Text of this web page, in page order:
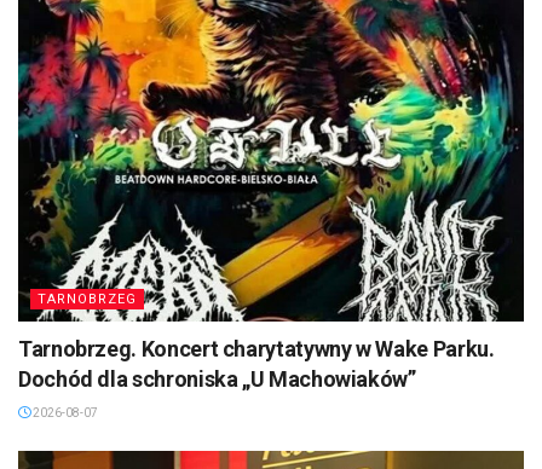
TARNOBRZEG
Tarnobrzeg. Koncert charytatywny w Wake Parku.
Dochód dla schroniska „U Machowiaków”
2026-08-07